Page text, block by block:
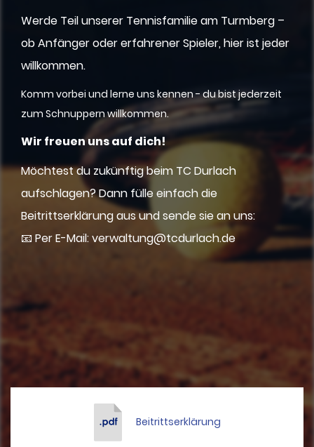
Werde Teil unserer Tennisfamilie am Turmberg –
ob Anfänger oder erfahrener Spieler, hier ist jeder
willkommen.
Komm vorbei und lerne uns kennen - du bist jederzeit
zum Schnuppern willkommen.
Wir freuen uns auf dich!
Möchtest du zukünftig beim TC Durlach
aufschlagen? Dann fülle einfach die
Beitrittserklärung aus und sende sie an uns:
📧 Per E-Mail: verwaltung@tcdurlach.de
Beitrittserklärung